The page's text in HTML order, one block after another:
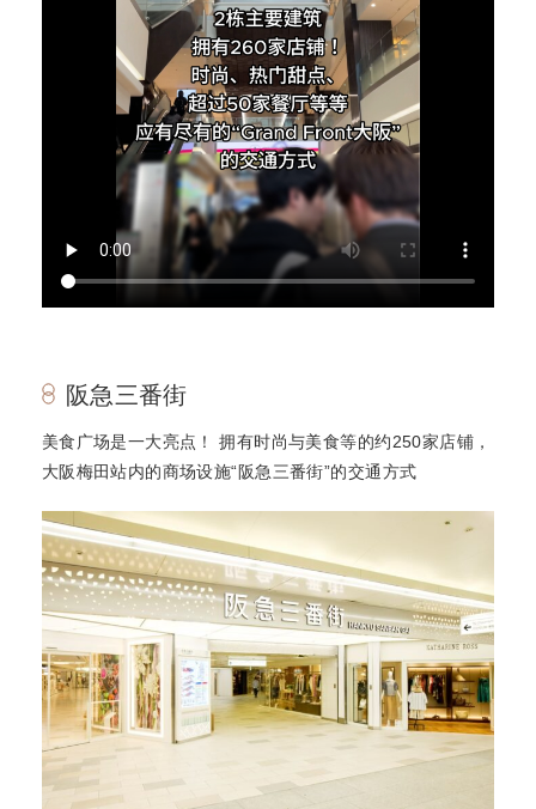
阪急三番街
美食广场是一大亮点！ 拥有时尚与美食等的约250家店铺，
大阪梅田站内的商场设施“阪急三番街”的交通方式